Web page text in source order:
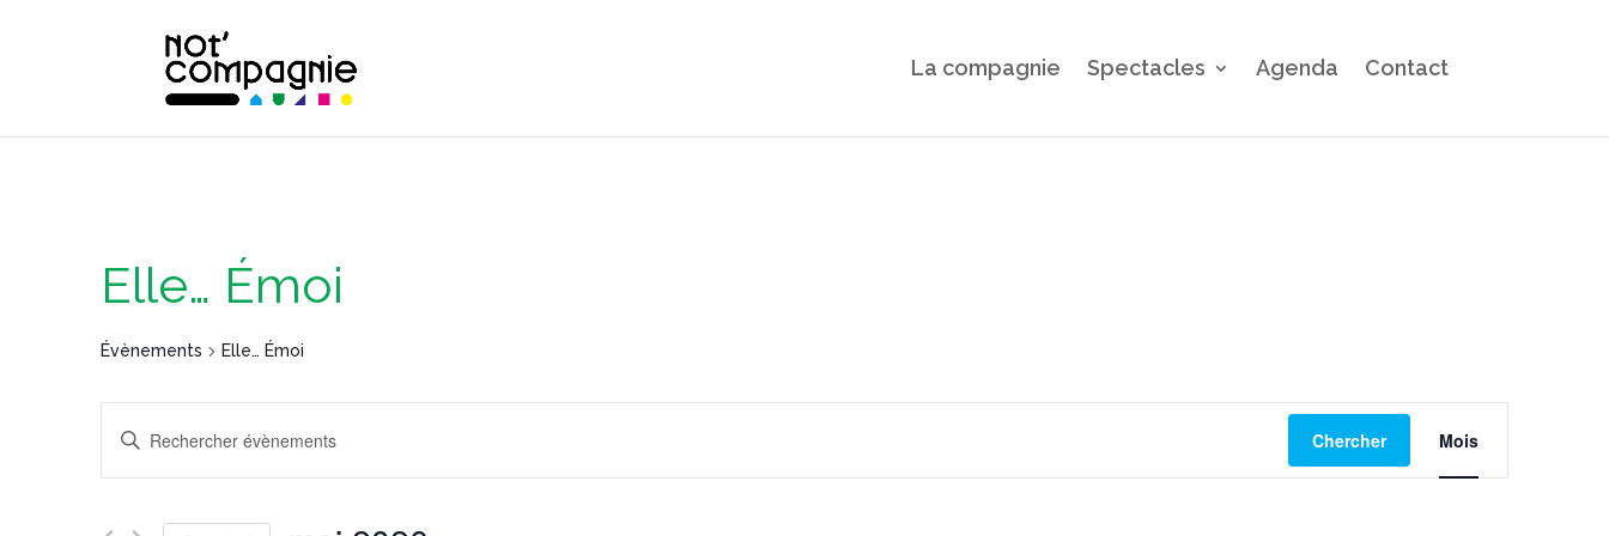
La compagnie Spectacles Agenda Contact
Elle… Émoi
Évènements Elle… Émoi
Recherche
Saisir
Chercher
Navigation
de
Mois